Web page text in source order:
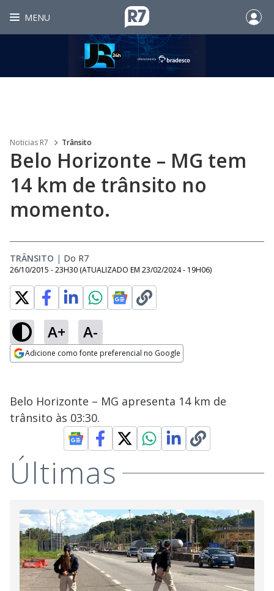
MENU
Noticias R7 Trânsito
Belo Horizonte – MG tem
14 km de trânsito no
momento.
TRÂNSITO | Do R7
26/10/2015 - 23H30 (ATUALIZADO EM 23/02/2024 - 19H06)
A+ A-
Adicione como fonte preferencial no Google
Belo Horizonte – MG apresenta 14 km de
trânsito às 03:30.
Últimas